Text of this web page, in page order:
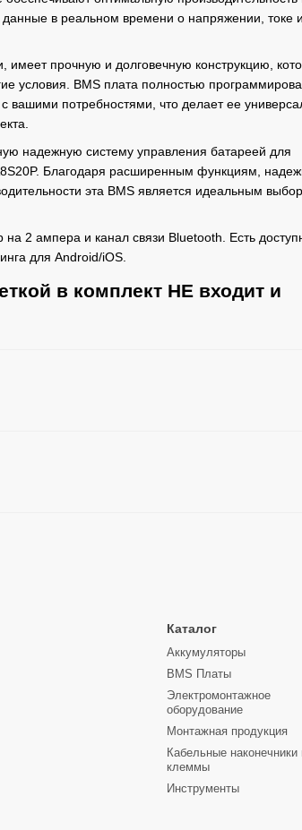
данные в реальном времени о напряжении, токе и
имеет прочную и долговечную конструкцию,
условия. BMS плата полностью
вашими потребностями, что делает ее
надежную систему управления батареей для
Благодаря расширенным функциям,
эта BMS является идеальным
2 ампера и канал связи Bluetooth. Есть
для Android/iOS.
в комплект НЕ входит и
Каталог
Аккумуляторы
BMS Платы
Электромонтажное
оборудование
Монтажная продукция
Кабельные наконечники
клеммы
Инструменты